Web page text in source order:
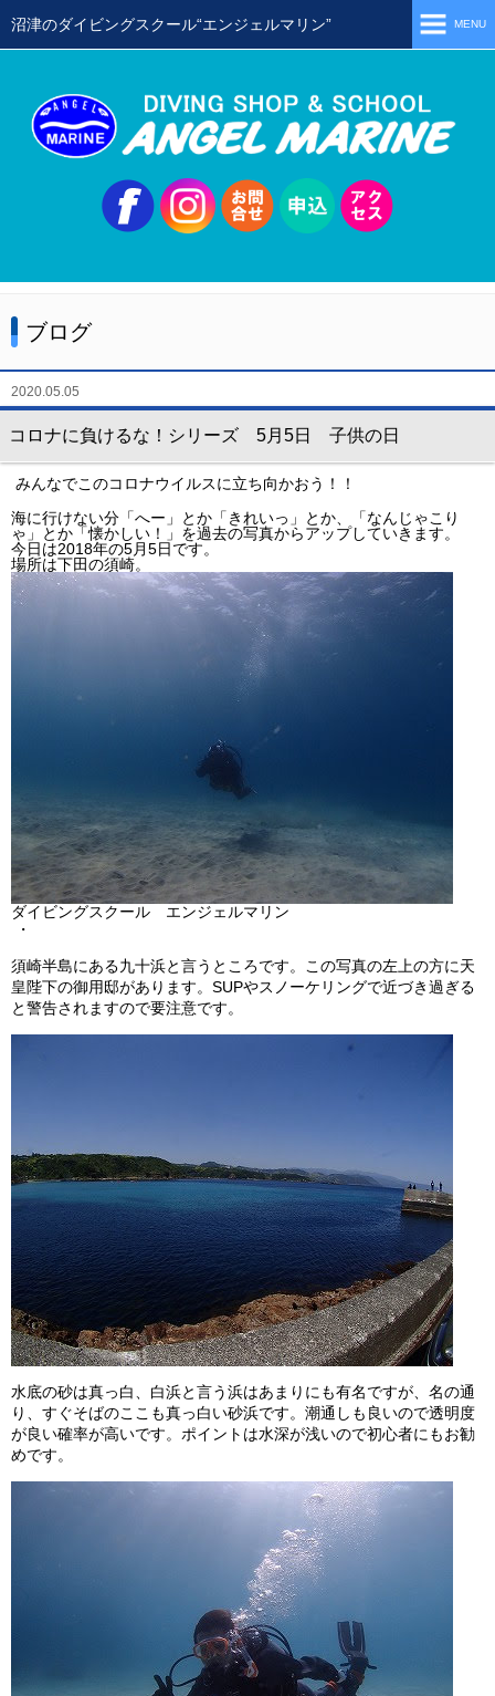
沼津のダイビングスクール“エンジェルマリン” MENU
当店の特徴
スクールメニュー
ステップアップコース
会員限定ツアー
ミニツアー
ビッグツアー
イベント
お客様の声
ブログ
2020.05.05
コロナに負けるな！シリーズ 5月5日 子供の日
みんなでこのコロナウイルスに立ち向かおう！！
海に行けない分「へー」とか「きれいっ」とか、「なんじゃこり
ゃ」とか「懐かしい！」を過去の写真からアップしていきます。
今日は2018年の5月5日です。
場所は下田の須崎。
ダイビングスクール エンジェルマリン
・
須崎半島にある九十浜と言うところです。この写真の左上の方に天
皇陛下の御用邸があります。SUPやスノーケリングで近づき過ぎる
と警告されますので要注意です。
水底の砂は真っ白、白浜と言う浜はあまりにも有名ですが、名の通
り、すぐそばのここも真っ白い砂浜です。潮通しも良いので透明度
が良い確率が高いです。ポイントは水深が浅いので初心者にもお勧
めです。